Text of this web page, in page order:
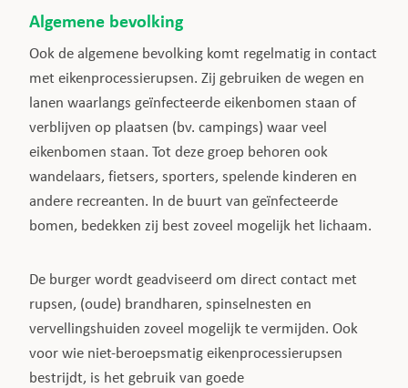
Algemene bevolking
Ook de algemene bevolking komt regelmatig in contact
met eikenprocessierupsen. Zij gebruiken de wegen en
lanen waarlangs geïnfecteerde eikenbomen staan of
verblijven op plaatsen (bv. campings) waar veel
eikenbomen staan. Tot deze groep behoren ook
wandelaars, fietsers, sporters, spelende kinderen en
andere recreanten. In de buurt van geïnfecteerde
bomen, bedekken zij best zoveel mogelijk het lichaam.
De burger wordt geadviseerd om direct contact met
rupsen, (oude) brandharen, spinselnesten en
vervellingshuiden zoveel mogelijk te vermijden. Ook
voor wie niet-beroepsmatig eikenprocessierupsen
bestrijdt, is het gebruik van goede